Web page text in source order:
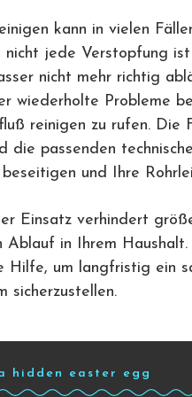
kann in vielen
nicht jede Verstopfung
nicht mehr richtig
wiederholte Probleme
reinigen zu rufen. Die
die passenden
und Ihre
Einsatz verhindert
Ablauf in Ihrem
Hilfe, um langfristig ein
sicherzustellen.
hidden easter egg